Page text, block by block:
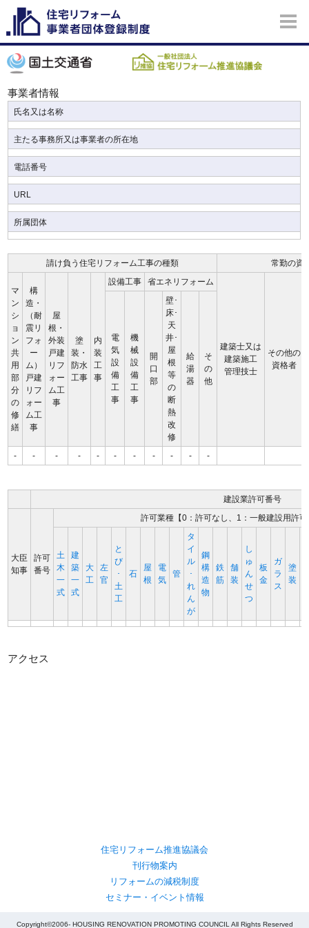
事業者情報
氏名又は名称
主たる事務所又は事業者の所在地
電話番号
URL
所属団体
請け負う住宅リフォーム工事の種類 常勤の資
マ
ン
シ
ョ
ン
共
用
部
分
の
修
繕
構
造・
（耐
震リ
フォ
ー
ム）
戸建
リフ
ォー
ム工
事
屋
根・
外装
戸建
リフ
ォー
ム工
事
塗
装・
防水
工事
内
装
工
事
設備工事 省エネリフォーム
建築士又は
建築施工
管理技士
その他の
資格者
電
気
設
備
工
事
機
械
設
備
工
事
開
口
部
壁･
床･
天
井･
屋
根
等
の
断
熱
改
修
給
湯
器
そ
の
他
- - - - - - - - - - -
建設業許可番号
大臣
知事
許可
番号
許可業種【0：許可なし、1：一般建設用許
土
木
一
式
建
築
一
式
大
工
左
官
と
び
･
土
工
石
屋
根
電
気
管
タ
イ
ル
･
れ
ん
が
鋼
構
造
物
鉄
筋
舗
装
し
ゅ
ん
せ
つ
板
金
ガ
ラ
ス
塗
装
アクセス
住宅リフォーム推進協議会
刊行物案内
リフォームの減税制度
セミナー・イベント情報
Copyright©2006- HOUSING RENOVATION PROMOTING COUNCIL All Rights Reserved